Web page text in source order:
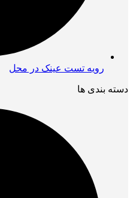
رویه تست عینک در محل
دسته بندی ها